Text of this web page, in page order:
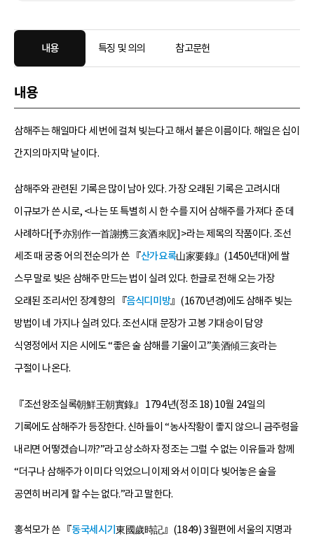
내용 특징 및 의의 참고문헌
내용
삼해주는 해일마다 세 번에 걸쳐 빚는다고 해서 붙은 이름이다. 해일은 십이
간지의 마지막 날이다.
삼해주와 관련된 기록은 많이 남아 있다. 가장 오래된 기록은 고려시대
이규보가 쓴 시로, <나는 또 특별히 시 한 수를 지어 삼해주를 가져다 준 데
사례하다[予亦別作一首謝携三亥酒來貺]>라는 제목의 작품이다. 조선
세조 때 궁중 어의 전순의가 쓴 『산가요록山家要錄』(1450년대)에 쌀
스무 말로 빚은 삼해주 만드는 법이 실려 있다. 한글로 전해 오는 가장
오래된 조리서인 장계향의 『음식디미방』(1670년경)에도 삼해주 빚는
방법이 네 가지나 실려 있다. 조선시대 문장가 고봉 기대승이 담양
식영정에서 지은 시에도 “좋은 술 삼해를 기울이고”美酒傾三亥라는
구절이 나온다.
『조선왕조실록朝鮮王朝實錄』 1794년(정조 18) 10월 24일의
기록에도 삼해주가 등장한다. 신하들이 “농사작황이 좋지 않으니 금주령을
내리면 어떻겠습니까?”라고 상소하자 정조는 그럴 수 없는 이유들과 함께
“더구나 삼해주가 이미 다 익었으니 이제 와서 이미 다 빚어놓은 술을
공연히 버리게 할 수는 없다.”라고 말한다.
홍석모가 쓴 『동국세시기東國歲時記』(1849) 3월편에 서울의 지명과